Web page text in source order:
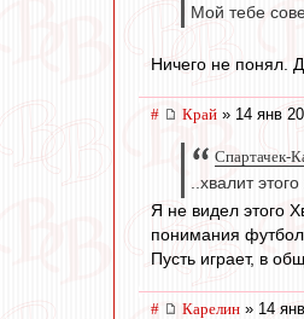
Мой тебе
Ничего не понял.
# Край » 14 янв
Спартачек-
..хвалит
Я не видел этого
понимания
Пусть играет, в
# Карелин » 14